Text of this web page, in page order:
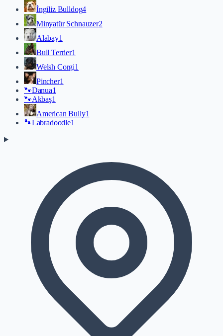
İngiliz Bulldog4
Minyatür Schnauzer2
Alabay1
Bull Terrier1
Welsh Corgi1
Pincher1
🐾Danua1
🐾Akbaş1
American Bully1
🐾Labradoodle1